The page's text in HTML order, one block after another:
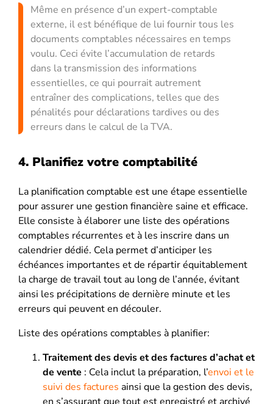
Même en présence d’un expert-comptable
externe, il est bénéfique de lui fournir tous les
documents comptables nécessaires en temps
voulu. Ceci évite l’accumulation de retards
dans la transmission des informations
essentielles, ce qui pourrait autrement
entraîner des complications, telles que des
pénalités pour déclarations tardives ou des
erreurs dans le calcul de la TVA.
4. Planifiez votre comptabilité
La planification comptable est une étape essentielle
pour assurer une gestion financière saine et efficace.
Elle consiste à élaborer une liste des opérations
comptables récurrentes et à les inscrire dans un
calendrier dédié. Cela permet d’anticiper les
échéances importantes et de répartir équitablement
la charge de travail tout au long de l’année, évitant
ainsi les précipitations de dernière minute et les
erreurs qui peuvent en découler.
Liste des opérations comptables à planifier:
Traitement des devis et des factures d’achat et
de vente : Cela inclut la préparation, l’envoi et le
suivi des factures ainsi que la gestion des devis,
en s’assurant que tout est enregistré et archivé